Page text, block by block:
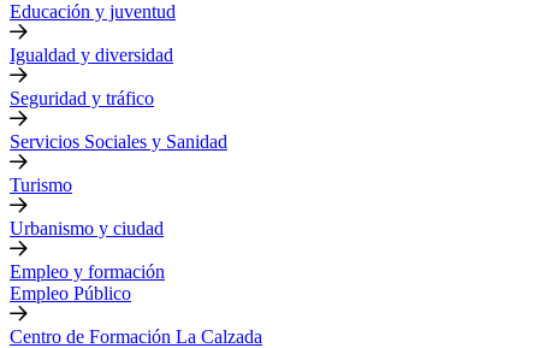
Educación y juventud
Igualdad y diversidad
Seguridad y tráfico
Servicios Sociales y Sanidad
Turismo
Urbanismo y ciudad
Empleo y formación
Empleo Público
Centro de Formación La Calzada